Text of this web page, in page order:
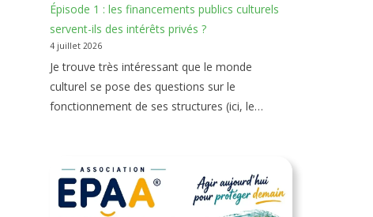
Épisode 1 : les financements publics culturels
servent-ils des intérêts privés ?
4 juillet 2026
Je trouve très intéressant que le monde
culturel se pose des questions sur le
fonctionnement de ses structures (ici, le…